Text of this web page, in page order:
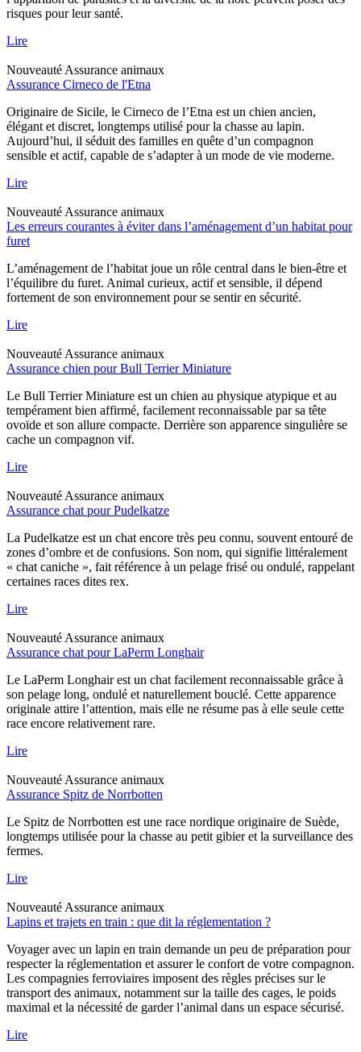
risques pour leur santé.
Lire
Nouveauté Assurance animaux
Assurance Cirneco de l'Etna
Originaire de Sicile, le Cirneco de l’Etna est un chien ancien,
élégant et discret, longtemps utilisé pour la chasse au lapin.
Aujourd’hui, il séduit des familles en quête d’un compagnon
sensible et actif, capable de s’adapter à un mode de vie moderne.
Lire
Nouveauté Assurance animaux
Les erreurs courantes à éviter dans l’aménagement d’un habitat pour
furet
L’aménagement de l’habitat joue un rôle central dans le bien-être et
l’équilibre du furet. Animal curieux, actif et sensible, il dépend
fortement de son environnement pour se sentir en sécurité.
Lire
Nouveauté Assurance animaux
Assurance chien pour Bull Terrier Miniature
Le Bull Terrier Miniature est un chien au physique atypique et au
tempérament bien affirmé, facilement reconnaissable par sa tête
ovoïde et son allure compacte. Derrière son apparence singulière se
cache un compagnon vif.
Lire
Nouveauté Assurance animaux
Assurance chat pour Pudelkatze
La Pudelkatze est un chat encore très peu connu, souvent entouré de
zones d’ombre et de confusions. Son nom, qui signifie littéralement
« chat caniche », fait référence à un pelage frisé ou ondulé, rappelant
certaines races dites rex.
Lire
Nouveauté Assurance animaux
Assurance chat pour LaPerm Longhair
Le LaPerm Longhair est un chat facilement reconnaissable grâce à
son pelage long, ondulé et naturellement bouclé. Cette apparence
originale attire l’attention, mais elle ne résume pas à elle seule cette
race encore relativement rare.
Lire
Nouveauté Assurance animaux
Assurance Spitz de Norrbotten
Le Spitz de Norrbotten est une race nordique originaire de Suède,
longtemps utilisée pour la chasse au petit gibier et la surveillance des
fermes.
Lire
Nouveauté Assurance animaux
Lapins et trajets en train : que dit la réglementation ?
Voyager avec un lapin en train demande un peu de préparation pour
respecter la réglementation et assurer le confort de votre compagnon.
Les compagnies ferroviaires imposent des règles précises sur le
transport des animaux, notamment sur la taille des cages, le poids
maximal et la nécessité de garder l’animal dans un espace sécurisé.
Lire